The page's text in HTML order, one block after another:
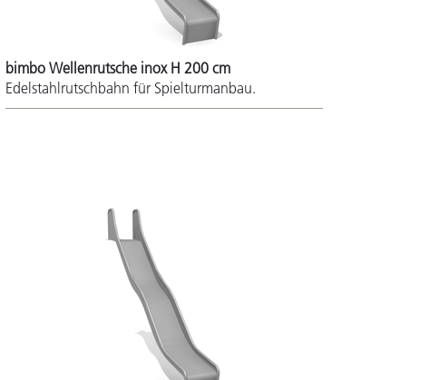
bimbo Wellenrutsche inox H 200 cm
Edelstahlrutschbahn für Spielturmanbau.